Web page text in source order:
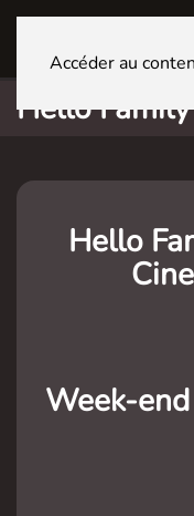
Accéder au
Hello Family
Hello
Week-